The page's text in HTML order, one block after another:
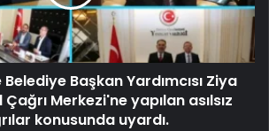
Başkan Yardımcısı Ziya
Çağrı Merkezi'ne yapılan asılsız
konusunda uyardı.